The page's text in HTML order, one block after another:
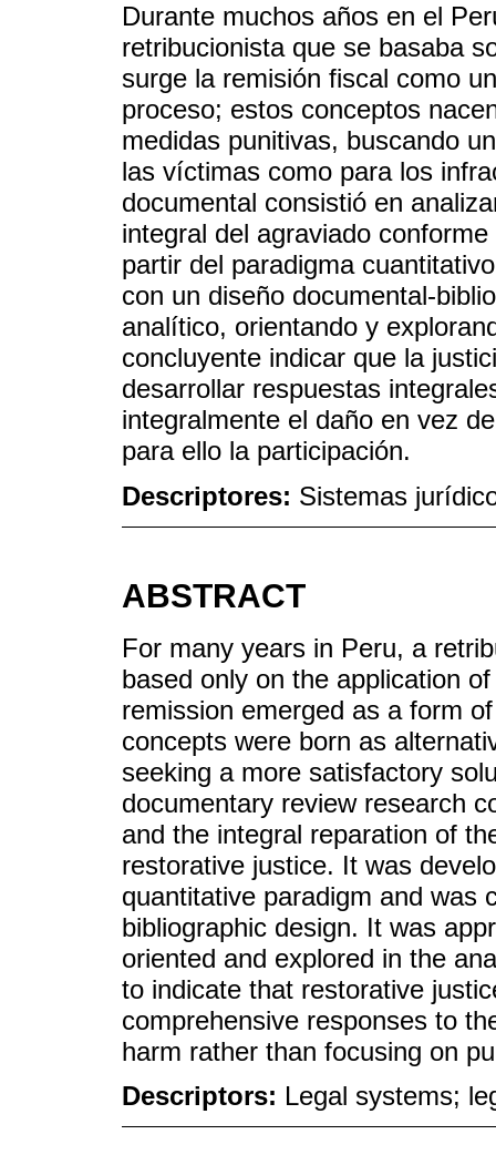
Durante muchos años en el
retribucionista que se basaba
surge la remisión fiscal como
proceso; estos conceptos
medidas punitivas, buscando
las víctimas como para los
documental consistió en
integral del agraviado
partir del paradigma
con un diseño documental-
analítico, orientando y
concluyente indicar que la
desarrollar respuestas
integralmente el daño en vez
para ello la participación.
Descriptores: Sistemas
ABSTRACT
For many years in Peru, a
based only on the application
remission emerged as a form
concepts were born as
seeking a more satisfactory
documentary review research
and the integral reparation of
restorative justice. It was
quantitative paradigm and was
bibliographic design. It was
oriented and explored in the
to indicate that restorative
comprehensive responses to
harm rather than focusing on
Descriptors: Legal systems;